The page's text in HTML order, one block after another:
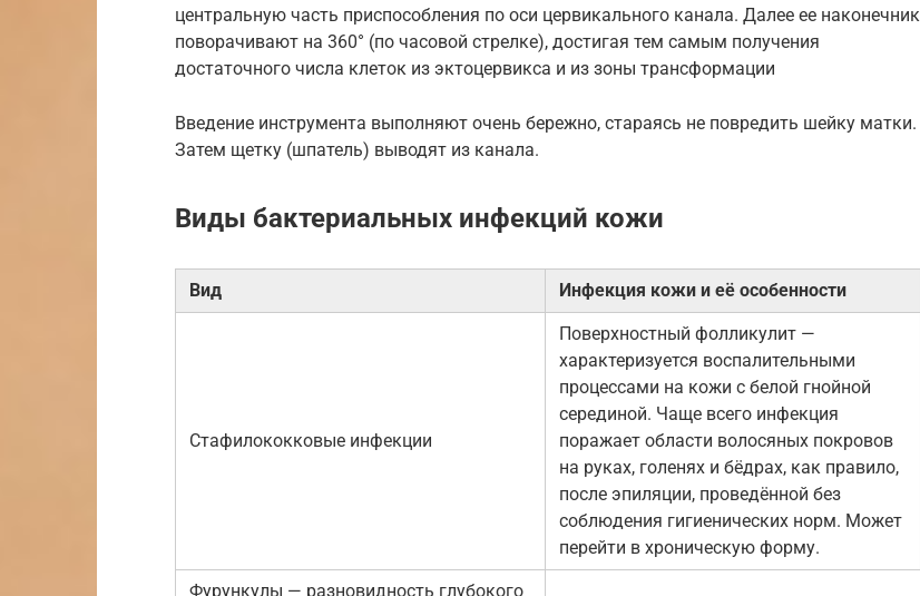
центральную часть приспособления по оси цервикального канала. Далее ее наконечник
поворачивают на 360° (по часовой стрелке), достигая тем самым получения
достаточного числа клеток из эктоцервикса и из зоны трансформации
Введение инструмента выполняют очень бережно, стараясь не повредить шейку матки.
Затем щетку (шпатель) выводят из канала.
Виды бактериальных инфекций кожи
Вид Инфекция кожи и её особенности
Стафилококковые инфекции
Поверхностный фолликулит —
характеризуется воспалительными
процессами на кожи с белой гнойной
серединой. Чаще всего инфекция
поражает области волосяных покровов
на руках, голенях и бёдрах, как правило,
после эпиляции, проведённой без
соблюдения гигиенических норм. Может
перейти в хроническую форму.
Фурункулы — разновидность глубокого